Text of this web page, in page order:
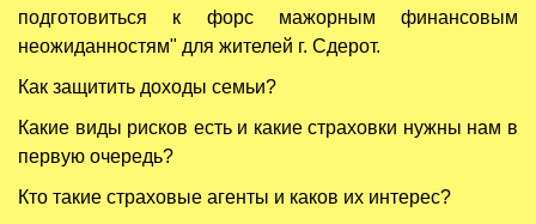
подготовиться к форс мажорным финансовым
неожиданностям" для жителей г. Сдерот.
Как защитить доходы семьи?
Какие виды рисков есть и какие страховки нужны нам в
первую очередь?
Кто такие страховые агенты и каков их интерес?